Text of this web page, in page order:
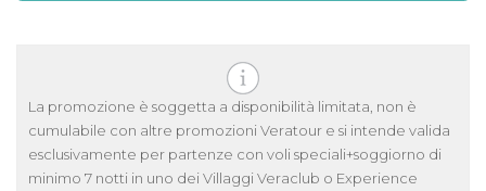
La promozione è soggetta a disponibilità limitata, non è
cumulabile con altre promozioni Veratour e si intende valida
esclusivamente per partenze con voli speciali+soggiorno di
minimo 7 notti in uno dei Villaggi Veraclub o Experience